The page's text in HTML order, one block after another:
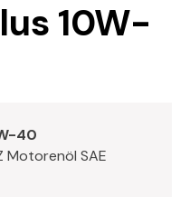
10W-
40
Motorenöl SAE